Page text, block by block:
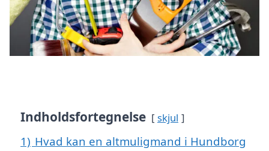
Indholdsfortegnelse skjul
1) Hvad kan en altmuligmand i Hundborg